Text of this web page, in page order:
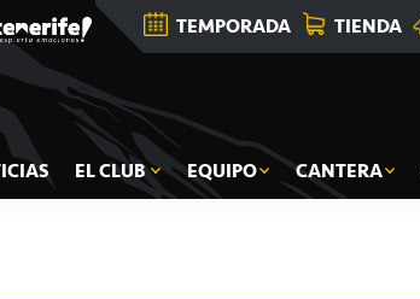
TEMPORADA TIENDA
EL CLUB EQUIPO CANTERA